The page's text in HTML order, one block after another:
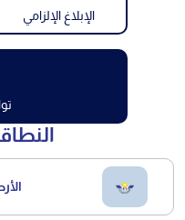
الإبلاغ الإلزامي